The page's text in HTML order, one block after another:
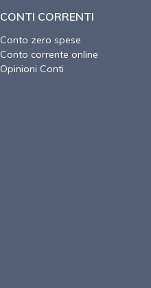
CONTI CORRENTI
Conto zero spese
Conto corrente online
Opinioni Conti